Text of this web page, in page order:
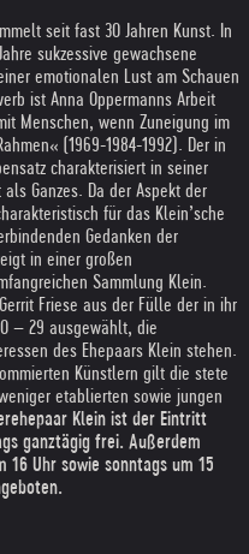
seit fast 30 Jahren Kunst. In
sukzessive gewachsene
emotionalen Lust am Schauen
ist Anna Oppermanns Arbeit
Menschen, wenn Zuneigung im
(1969-1984-1992). Der in
charakterisiert in seiner
Ganzes. Da der Aspekt der
für das Klein’sche
Gedanken der
in einer großen
Sammlung Klein.
Friese aus der Fülle der in ihr
– 29 ausgewählt, die
des Ehepaars Klein stehen.
Künstlern gilt die stete
etablierten sowie jungen
Klein ist der Eintritt
ganztägig frei. Außerdem
Uhr sowie sonntags um 15